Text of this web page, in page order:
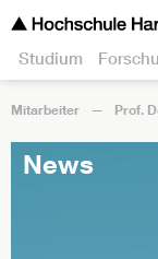
Studium
Mitarbeiter Prof.
News